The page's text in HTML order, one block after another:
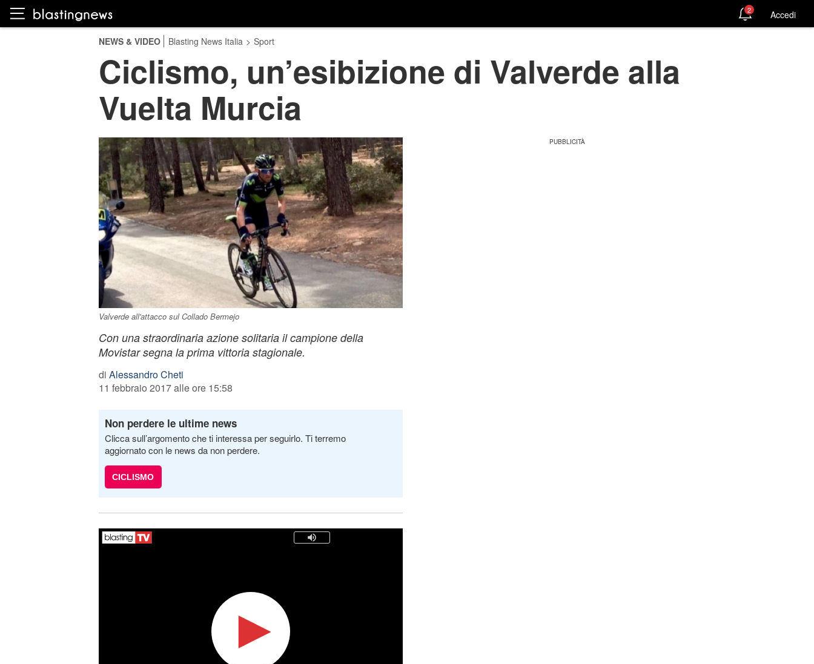
2 Accedi
NEWS & VIDEO Blasting News Italia > Sport
Ciclismo, un’esibizione di Valverde alla
Vuelta Murcia
Valverde all'attacco sul Collado Bermejo
Con una straordinaria azione solitaria il campione della
Movistar segna la prima vittoria stagionale.
di Alessandro Cheti
11 febbraio 2017 alle ore 15:58
Non perdere le ultime news
Clicca sull’argomento che ti interessa per seguirlo. Ti terremo
aggiornato con le news da non perdere.
CICLISMO